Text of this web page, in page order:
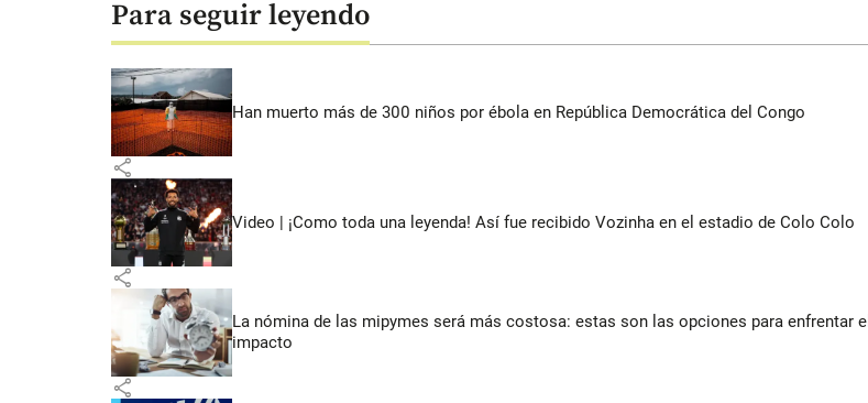
Para seguir leyendo
Han muerto más de 300 niños por ébola en República Democrática del Congo
share
Video | ¡Como toda una leyenda! Así fue recibido Vozinha en el estadio de Colo Colo
share
La nómina de las mipymes será más costosa: estas son las opciones para enfrentar el
impacto
share